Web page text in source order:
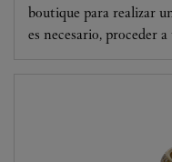
boutique para realizar
es necesario, proceder